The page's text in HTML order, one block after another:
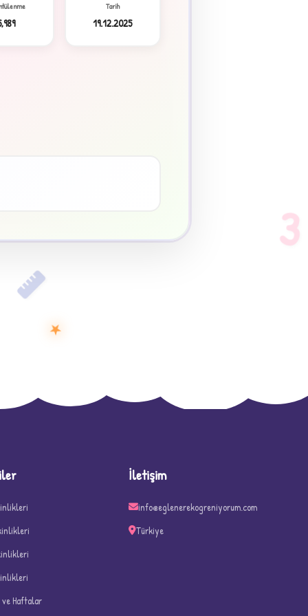
★
Tarih
19.12.2025
D
3
Haftalar
İletişim
info@eglenerekogreniyorum.com
Türkiye